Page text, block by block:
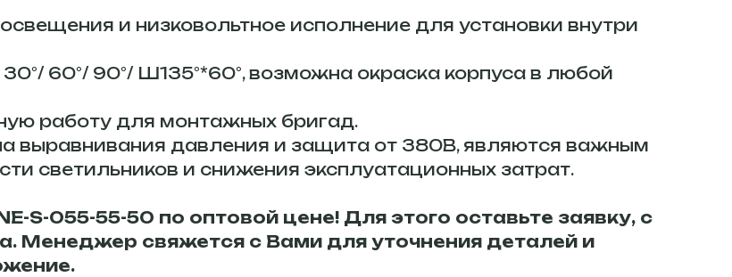
и низковольтное исполнение для установки внутри
60°/ 90°/ Ш135°*60°, возможна окраска корпуса в любой
работу для монтажных бригад.
выравнивания давления и защита от 380В, являются важным
светильников и снижения эксплуатационных затрат.
S-055-55-50 по оптовой цене! Для этого оставьте заявку, с
Менеджер свяжется с Вами для уточнения деталей и